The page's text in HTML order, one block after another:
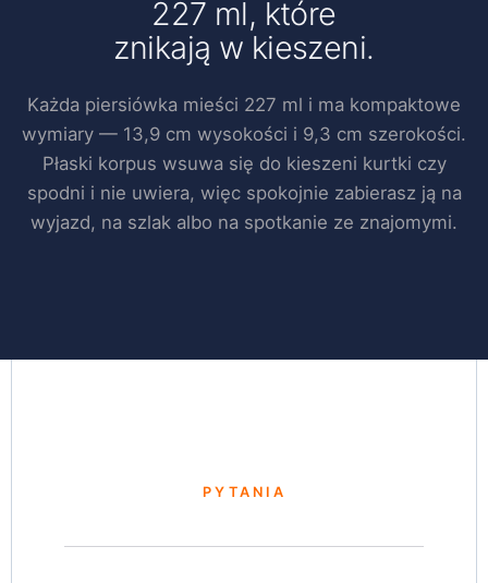
227 ml, które
znikają w kieszeni.
Każda piersiówka mieści 227 ml i ma kompaktowe
wymiary — 13,9 cm wysokości i 9,3 cm szerokości.
Płaski korpus wsuwa się do kieszeni kurtki czy
spodni i nie uwiera, więc spokojnie zabierasz ją na
wyjazd, na szlak albo na spotkanie ze znajomymi.
PYTANIA